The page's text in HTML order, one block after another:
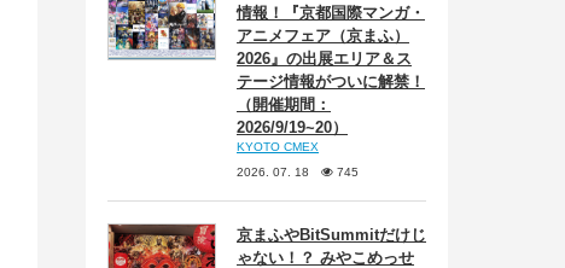
情報！『京都国際マンガ・
アニメフェア（京まふ）
2026』の出展エリア＆ス
テージ情報がついに解禁！
（開催期間：
2026/9/19~20）
KYOTO CMEX
2026. 07. 18
745
京まふやBitSummitだけじ
ゃない！？ みやこめっせ